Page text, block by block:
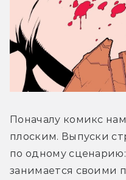
Поначалу комикс
плоским. Выпуски
по одному
занимается своими